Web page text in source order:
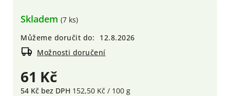
61 Kč
54 Kč bez DPH 152,50 Kč / 100 g
Skladem (7 ks)
Můžeme doručit do:
12.8.2026
Možnosti doručení